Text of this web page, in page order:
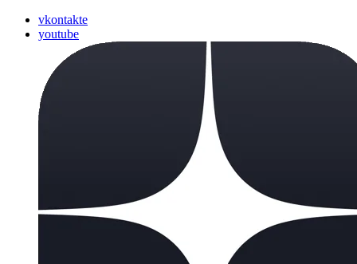
vkontakte
youtube